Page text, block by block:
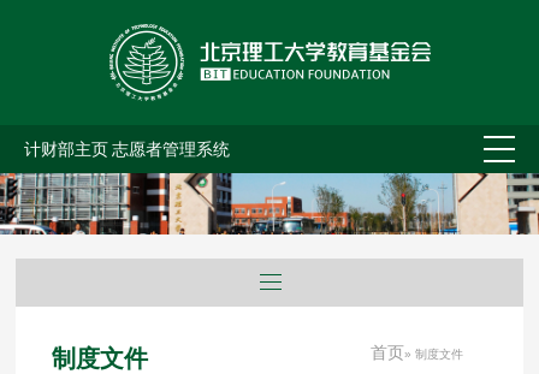
计财部主页志愿者管理系统
制度文件 首页» 制度文件